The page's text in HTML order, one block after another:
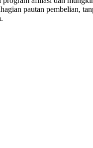
pautan pembelian,